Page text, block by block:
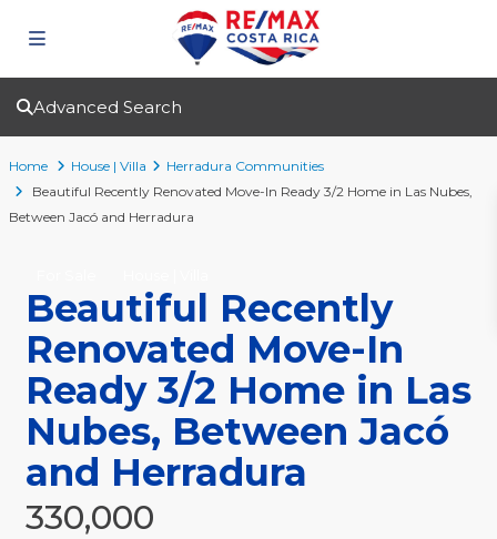
Advanced Search
Home House | Villa
Herradura Communities
Beautiful Recently Renovated Move-In Ready 3/2 Home in Las Nubes,
Between Jacó and Herradura
Beautiful Recently
Renovated Move-In
Ready 3/2 Home in Las
Nubes, Between Jacó
and Herradura
330,000